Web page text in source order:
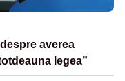
averea
legea”